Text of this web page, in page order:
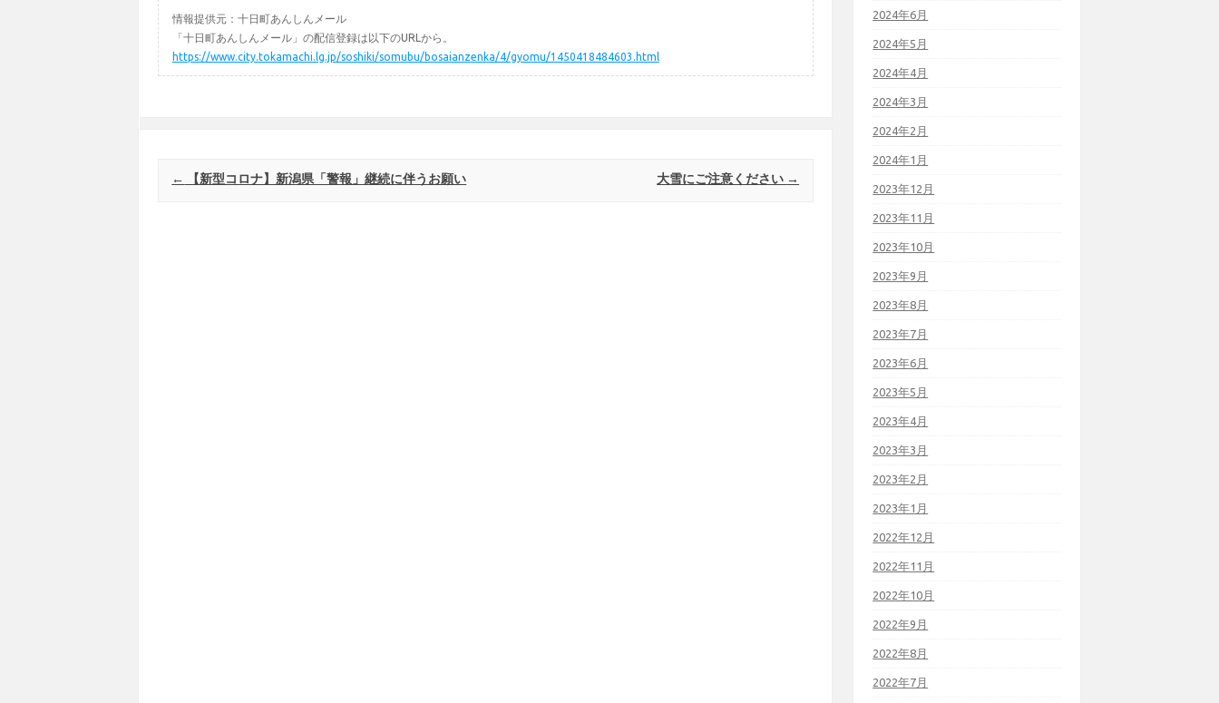
情報提供元：十日町あんしんメール
「十日町あんしんメール」の配信登録は以下のURLから。
https://www.city.tokamachi.lg.jp/soshiki/somubu/bosaianzenka/4/gyomu/1450418484603.html
Post navigation
← 【新型コロナ】新潟県「警報」継続に伴うお願い 大雪にご注意ください →
2024年6月
2024年5月
2024年4月
2024年3月
2024年2月
2024年1月
2023年12月
2023年11月
2023年10月
2023年9月
2023年8月
2023年7月
2023年6月
2023年5月
2023年4月
2023年3月
2023年2月
2023年1月
2022年12月
2022年11月
2022年10月
2022年9月
2022年8月
2022年7月